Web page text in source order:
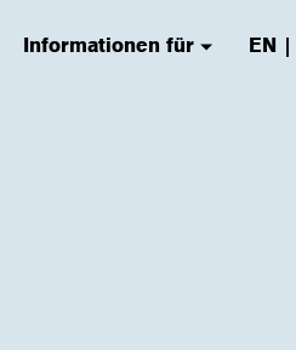
Informationen für
(has submenu) EN |